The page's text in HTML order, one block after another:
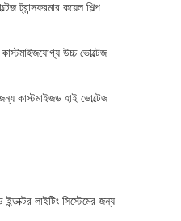
ট্রান্সফরমার কয়েল শিল্প
কাস্টমাইজযোগ্য উচ্চ ভোল্টেজ
কাস্টমাইজড হাই ভোল্টেজ
লাইটিং সিস্টেমের জন্য